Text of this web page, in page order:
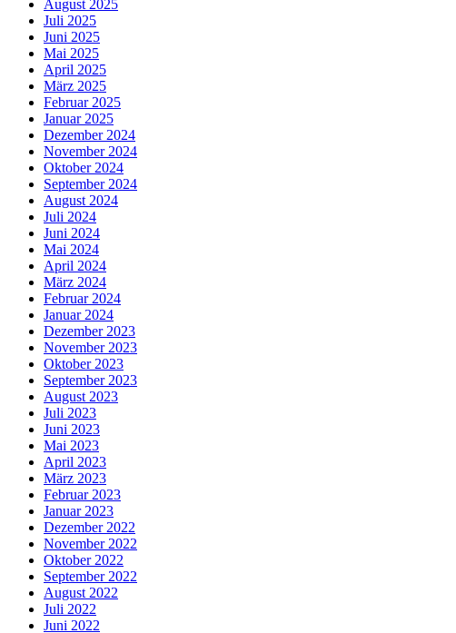
August 2025
Juli 2025
Juni 2025
Mai 2025
April 2025
März 2025
Februar 2025
Januar 2025
Dezember 2024
November 2024
Oktober 2024
September 2024
August 2024
Juli 2024
Juni 2024
Mai 2024
April 2024
März 2024
Februar 2024
Januar 2024
Dezember 2023
November 2023
Oktober 2023
September 2023
August 2023
Juli 2023
Juni 2023
Mai 2023
April 2023
März 2023
Februar 2023
Januar 2023
Dezember 2022
November 2022
Oktober 2022
September 2022
August 2022
Juli 2022
Juni 2022